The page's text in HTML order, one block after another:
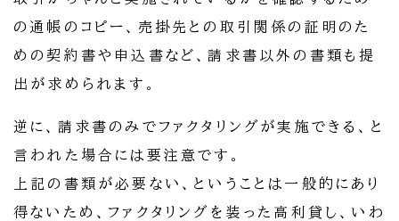
の通帳のコピー、売掛先との取引関係の証明のた
めの契約書や申込書など、請求書以外の書類も提
出が求められます。
逆に、請求書のみでファクタリングが実施できる、と
言われた場合には要注意です。
上記の書類が必要ない、ということは一般的にあり
得ないため、ファクタリングを装った高利貸し、いわ